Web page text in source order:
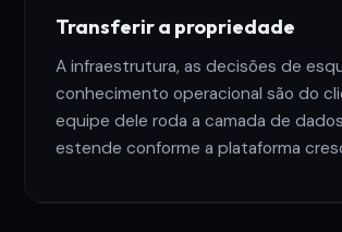
Transferir a propriedade
A infraestrutura, as decisões de
conhecimento operacional são do
equipe dele roda a camada de
estende conforme a plataforma